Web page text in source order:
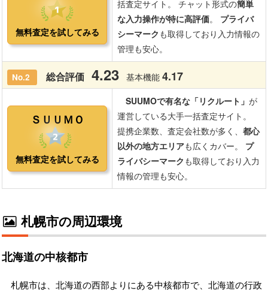
札幌市の周辺環境
北海道の中核都市
札幌市は、北海道の西部よりにある中核都市で、北海道の行政